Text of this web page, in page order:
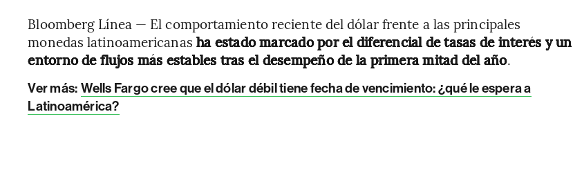
Bloomberg Línea — El comportamiento reciente del dólar frente a las principales
monedas latinoamericanas ha estado marcado por el diferencial de tasas de interés y un
entorno de flujos más estables tras el desempeño de la primera mitad del año.
Ver más: Wells Fargo cree que el dólar débil tiene fecha de vencimiento: ¿qué le espera a
Latinoamérica?